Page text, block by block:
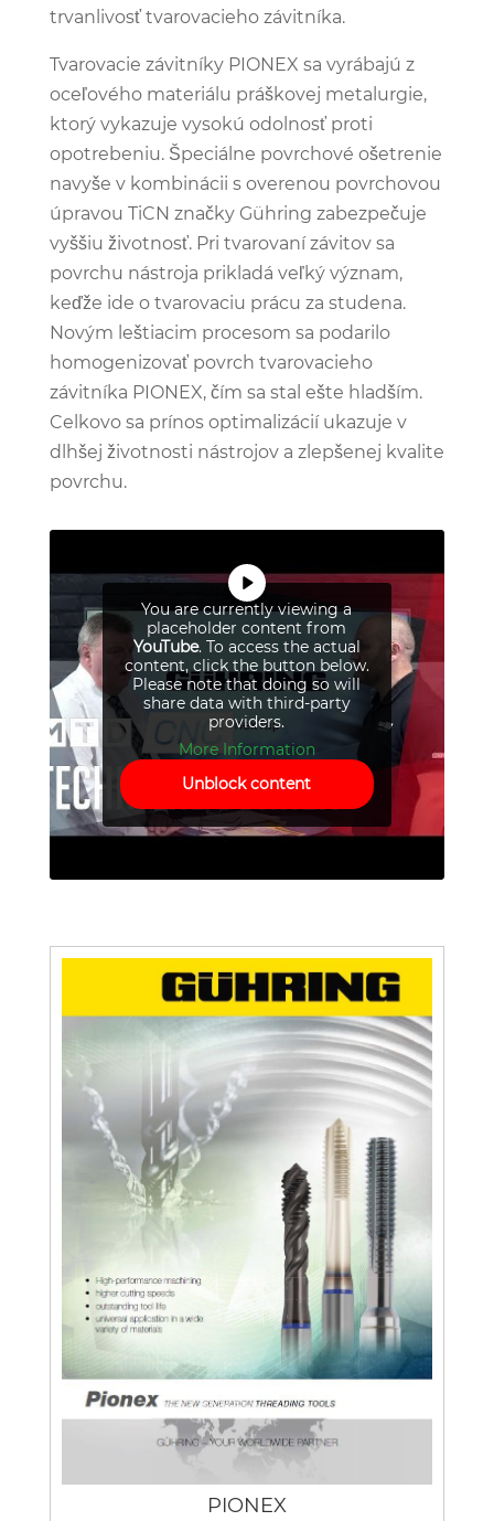
trvanlivosť tvarovacieho závitníka.
Tvarovacie závitníky PIONEX sa vyrábajú z
oceľového materiálu práškovej metalurgie,
ktorý vykazuje vysokú odolnosť proti
opotrebeniu. Špeciálne povrchové ošetrenie
navyše v kombinácii s overenou povrchovou
úpravou TiCN značky Gühring zabezpečuje
vyššiu životnosť. Pri tvarovaní závitov sa
povrchu nástroja prikladá veľký význam,
keďže ide o tvarovaciu prácu za studena.
Novým leštiacim procesom sa podarilo
homogenizovať povrch tvarovacieho
závitníka PIONEX, čím sa stal ešte hladším.
Celkovo sa prínos optimalizácií ukazuje v
dlhšej životnosti nástrojov a zlepšenej kvalite
povrchu.
You are currently viewing a
placeholder content from
YouTube. To access the actual
content, click the button below.
Please note that doing so will
share data with third-party
providers.
More Information
Unblock content
PIONEX